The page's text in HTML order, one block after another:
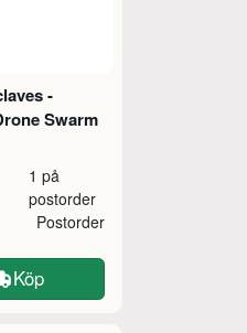
-
Swarm
1 på
postorder
Postorder
Köp